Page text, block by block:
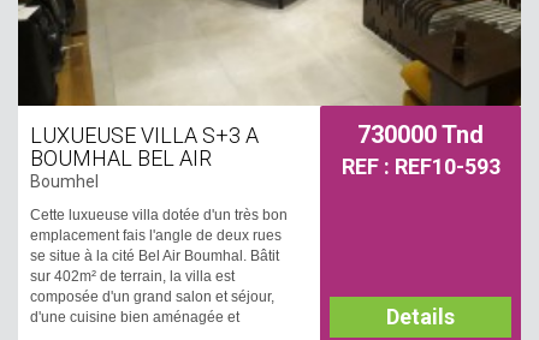
LUXUEUSE VILLA S+3 A
BOUMHAL BEL AIR
Boumhel
Cette luxueuse villa dotée d'un très bon
emplacement fais l'angle de deux rues
se situe à la cité Bel Air Boumhal. Bâtit
sur 402m² de terrain, la villa est
composée d'un grand salon et séjour,
d'une cuisine bien aménagée et
730000 Tnd
REF : REF10-593
Details